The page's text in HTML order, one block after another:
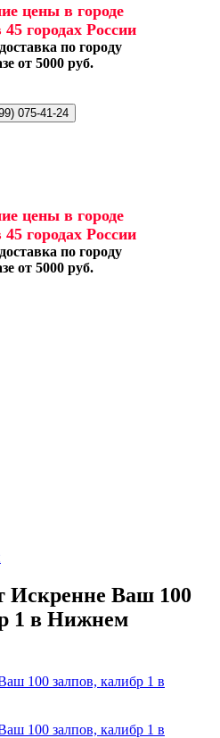
цены в городе
городах России
по городу
от 5000 руб.
075-41-24
цены в городе
городах России
по городу
от 5000 руб.
Искренне Ваш 100
1 в Нижнем